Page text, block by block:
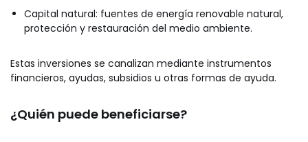
Capital natural: fuentes de energía renovable natural,
protección y restauración del medio ambiente.
Estas inversiones se canalizan mediante instrumentos
financieros, ayudas, subsidios u otras formas de ayuda.
¿Quién puede beneficiarse?